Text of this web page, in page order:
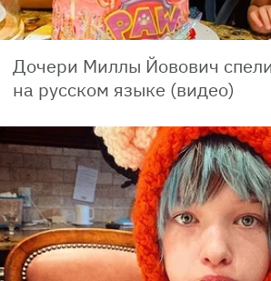
Дочери Миллы Йовович
на русском языке (видео)